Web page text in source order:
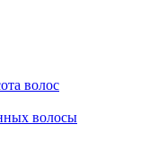
волос
волосы